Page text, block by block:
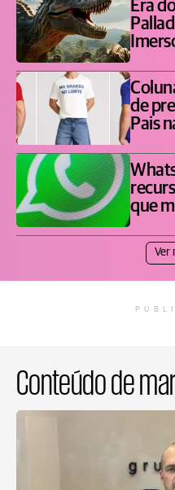
Era
de
Pais
que
Ver
Conteúdo de